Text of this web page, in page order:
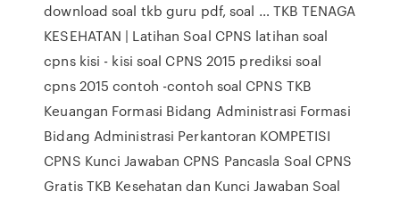
download soal tkb guru pdf, soal … TKB TENAGA
KESEHATAN | Latihan Soal CPNS latihan soal
cpns kisi - kisi soal CPNS 2015 prediksi soal
cpns 2015 contoh -contoh soal CPNS TKB
Keuangan Formasi Bidang Administrasi Formasi
Bidang Administrasi Perkantoran KOMPETISI
CPNS Kunci Jawaban CPNS Pancasla Soal CPNS
Gratis TKB Kesehatan dan Kunci Jawaban Soal